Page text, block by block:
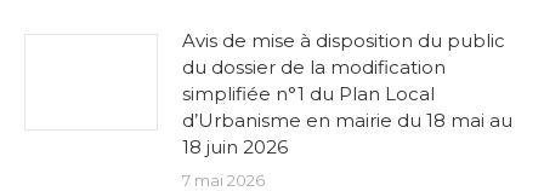
Avis de mise à disposition du public
du dossier de la modification
simplifiée n°1 du Plan Local
d’Urbanisme en mairie du 18 mai au
18 juin 2026
7 mai 2026